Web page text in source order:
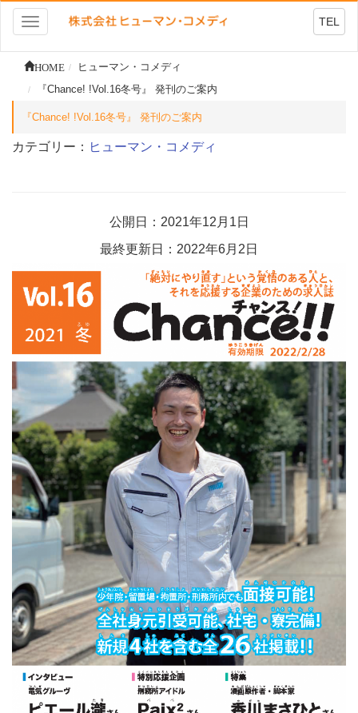
Toggle
navigation
TEL
HOME
ヒューマン・コメディ
『Chance! !Vol.16冬号』 発刊のご案内
『Chance! !Vol.16冬号』 発刊のご案内
カテゴリー： ヒューマン・コメディ
公開日：2021年12月1日
最終更新日：2022年6月2日